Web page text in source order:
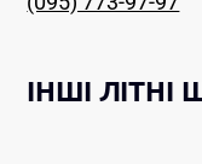
ІНШІ ЛІТНІ